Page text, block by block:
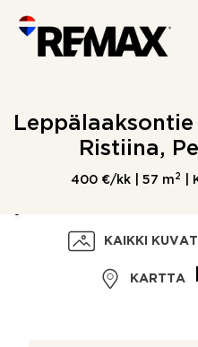
content
Leppälaaksontie
Ristiina,
400 €/kk | 57 m 2 |
KAIKKI KUVAT
KARTTA